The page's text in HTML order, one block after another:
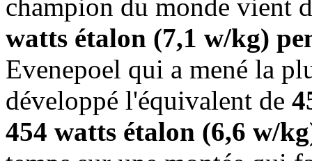
champion du monde vient
watts étalon (7,1 w/kg)
Evenepoel qui a mené la
développé l'équivalent de
454 watts étalon (6,6 w/